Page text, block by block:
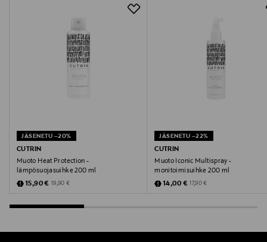
Valmistajan osoite
Lasikuja 2, 02780, Espoo, Finland
Digitaalinen osoite
JÄSENETU –20%
CUTRIN
Muoto Heat Protection -
lämpösuojasuihke 200 ml
Discounted Price
15,90 € Original Price
19,90 €
JÄSENETU –22%
CUTRIN
Muoto Iconic Multispray -
monitoimisuihke 200 ml
Discounted Price
14,00 € Original Price
17,90 €